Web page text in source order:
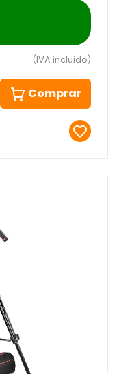
(IVA incluido)
Comprar